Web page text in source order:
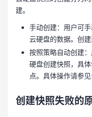
建。
手动创建：用户可
云硬盘的数据。创
按照策略自动创建
硬盘创建快照，具
点。具体操作请参见
创建快照失败的